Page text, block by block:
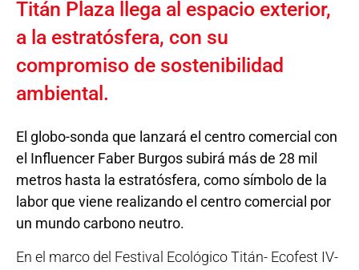
Titán Plaza llega al espacio exterior,
a la estratósfera, con su
compromiso de sostenibilidad
ambiental.
El globo-sonda que lanzará el centro comercial con
el Influencer Faber Burgos subirá más de 28 mil
metros hasta la estratósfera, como símbolo de la
labor que viene realizando el centro comercial por
un mundo carbono neutro.
En el marco del Festival Ecológico Titán- Ecofest IV-